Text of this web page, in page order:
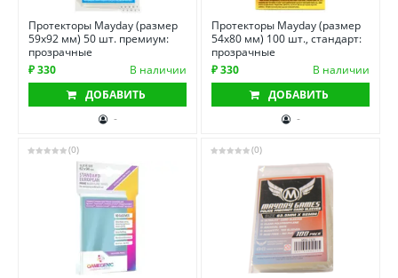
Протекторы Mayday (размер
59х92 мм) 50 шт. премиум:
прозрачные
₽ 330
В наличии
ДОБАВИТЬ
-
Протекторы Mayday (размер
54х80 мм) 100 шт., стандарт:
прозрачные
₽ 330
В наличии
ДОБАВИТЬ
-
(0) (0)